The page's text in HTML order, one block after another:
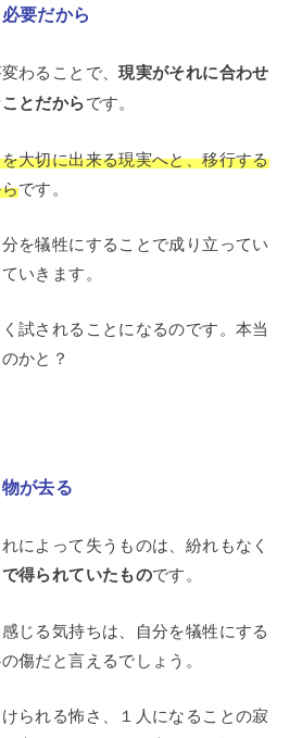
要だから
わることで、現実がそれに合わせ
とだからです。
大切に出来る現実へと、移行する
です。
を犠牲にすることで成り立ってい
いきます。
試されることになるのです。本当
かと？
が去る
によって失うものは、紛れもなく
得られていたものです。
じる気持ちは、自分を犠牲にする
傷だと言えるでしょう。
られる怖さ、１人になることの寂